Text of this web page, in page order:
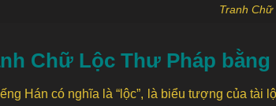
Tranh
Chữ Lộc Thư Pháp
Hán có nghĩa là “lộc”, là biểu tượng của tài